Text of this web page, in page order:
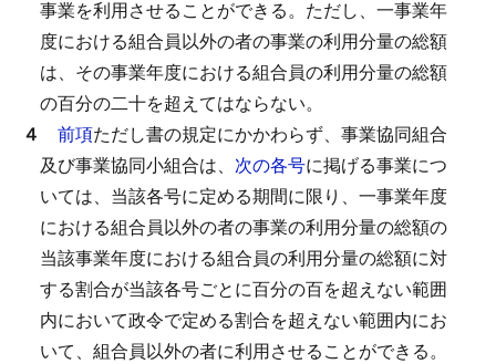
事業を利用させることができる。 ただし、一事業年
度における組合員以外の者の事業の利用分量の総額
は、その事業年度における組合員の利用分量の総額
の百分の二十を超えてはならない。
４ 前項ただし書の規定にかかわらず、事業協同組合
及び事業協同小組合は、 次の各号に掲げる事業につ
いては、当該各号に定める期間に限り、一事業年度
における組合員以外の者の事業の利用分量の総額の
当該事業年度における組合員の利用分量の総額に対
する割合が当該各号ごとに百分の百を超えない範囲
内において政令で定める割合を超えない範囲内にお
いて、組合員以外の者に利用させることができる。